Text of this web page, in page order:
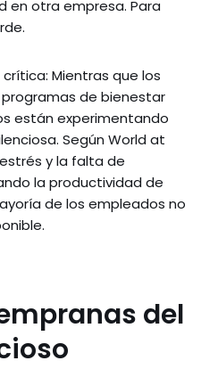
en otra empresa. Para
Mientras que los
programas de bienestar
están experimentando
Según World at
y la falta de
la productividad de
de los empleados no
del